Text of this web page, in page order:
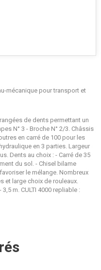
mécanique pour transport et
de dents permettant un
N° 3 - Broche N° 2/3. Châssis
en carré de 100 pour les
en 3 parties. Largeur
Dents au choix : - Carré de 35
du sol. - Chisel bilame
le mélange. Nombreux
et large choix de rouleaux.
m. CULTI 4000 repliable :